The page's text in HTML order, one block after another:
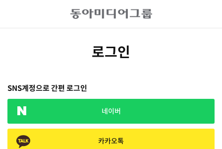
로그인
SNS계정으로 간편 로그인
네이버
카카오톡